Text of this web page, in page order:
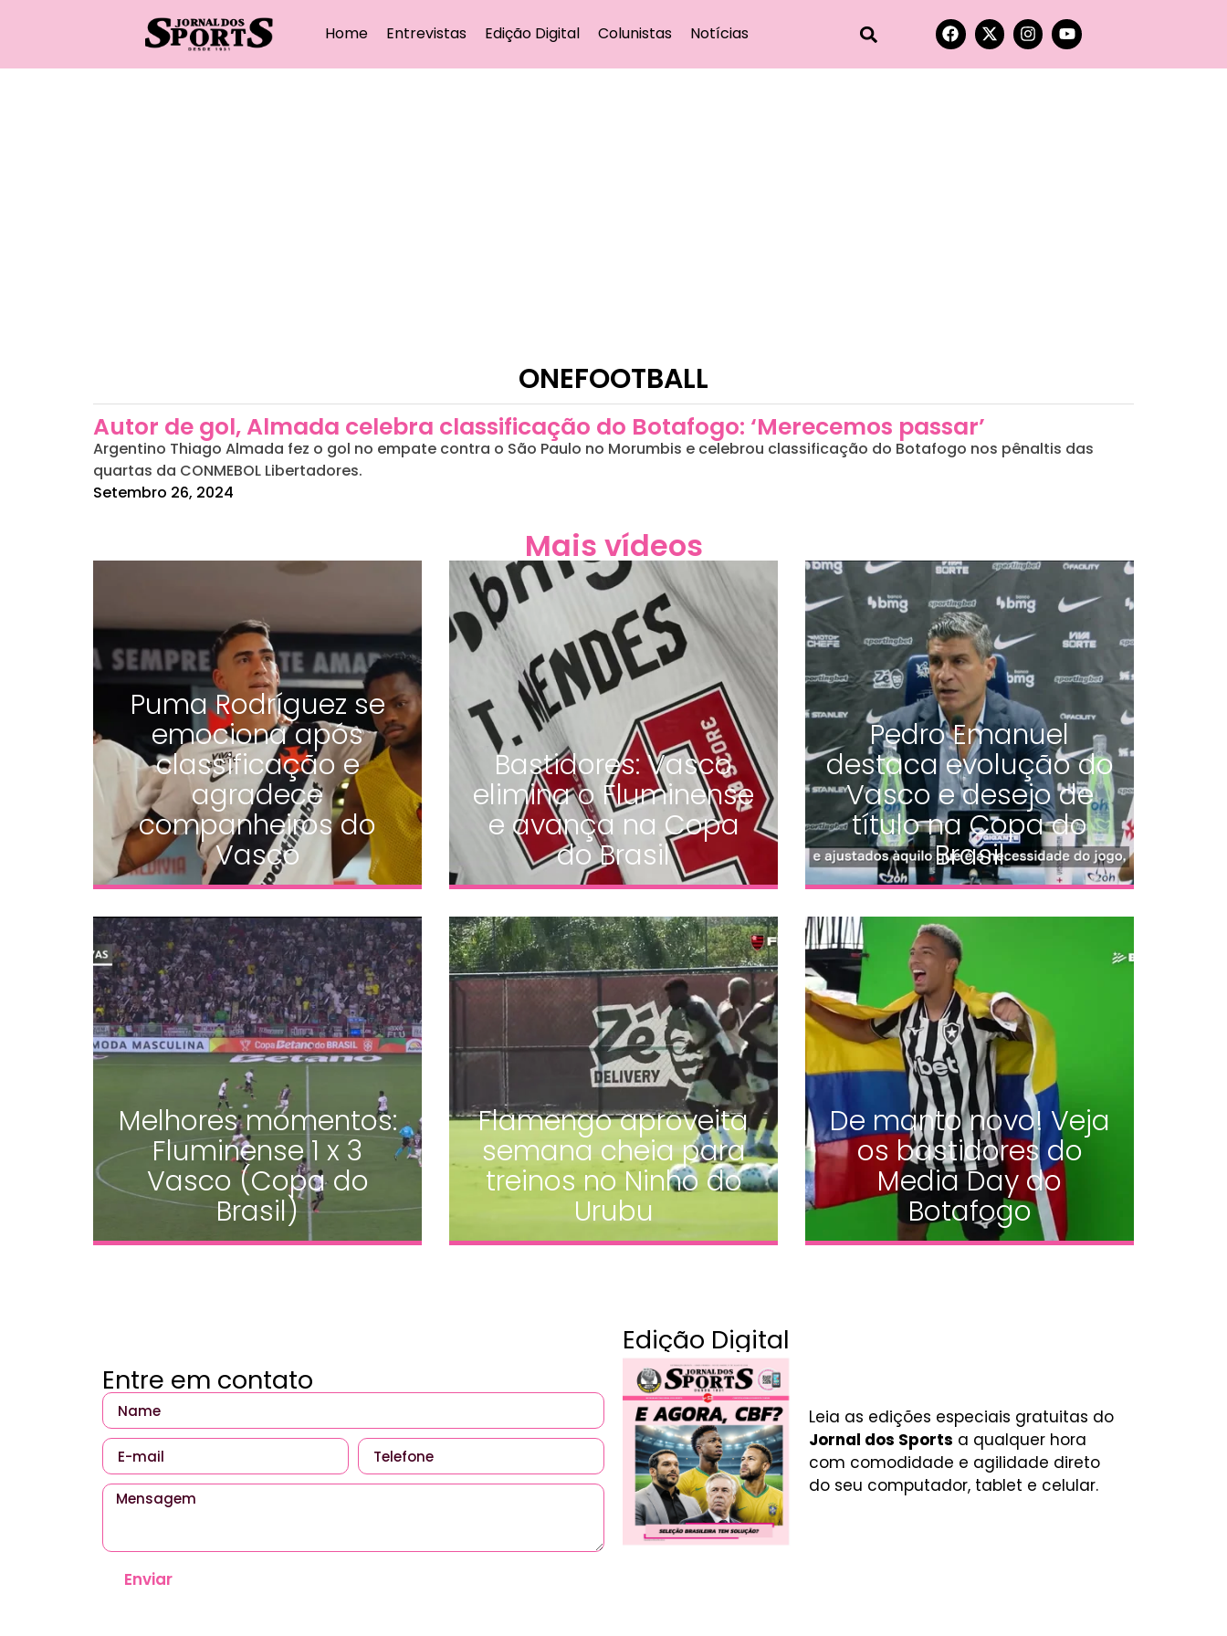
Home Entrevistas Edição Digital Colunistas Notícias
ONEFOOTBALL
Autor de gol, Almada celebra classificação do Botafogo: ‘Merecemos passar’
Argentino Thiago Almada fez o gol no empate contra o São Paulo no Morumbis e celebrou classificação do Botafogo nos pênaltis das
quartas da CONMEBOL Libertadores.
Setembro 26, 2024
Mais vídeos
Puma Rodríguez se
emociona após
classificação e
agradece
companheiros do
Vasco
Bastidores: Vasco
elimina o Fluminense
e avança na Copa
do Brasil
Pedro Emanuel
destaca evolução do
Vasco e desejo de
título na Copa do
Brasil
Melhores momentos:
Fluminense 1 x 3
Vasco (Copa do
Brasil)
Flamengo aproveita
semana cheia para
treinos no Ninho do
Urubu
De manto novo! Veja
os bastidores do
Media Day do
Botafogo
Entre em contato
Enviar
Edição Digital
Leia as edições especiais gratuitas do
Jornal dos Sports a qualquer hora
com comodidade e agilidade direto
do seu computador, tablet e celular.